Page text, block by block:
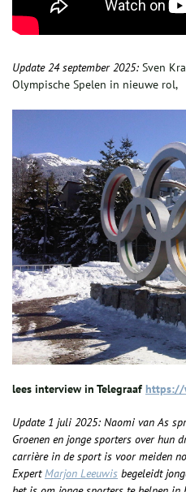
Update 24 september 2025: Sven
Olympische Spelen in nieuwe rol,
lees interview in Telegraaf https://
Update 1 juli 2025: Naomi van As
Groenen en jonge sporters over hun
carrière in de sport is voor meiden
ExpertMarjon Leeuwis begeleidt